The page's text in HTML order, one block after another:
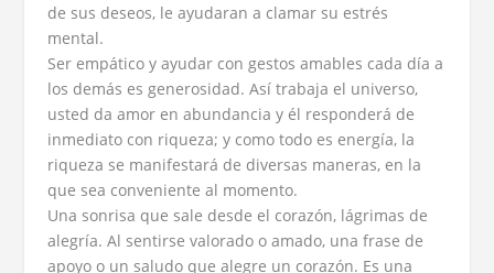
de sus deseos, le ayudaran a clamar su estrés
mental.
Ser empático y ayudar con gestos amables cada día a
los demás es generosidad. Así trabaja el universo,
usted da amor en abundancia y él responderá de
inmediato con riqueza; y como todo es energía, la
riqueza se manifestará de diversas maneras, en la
que sea conveniente al momento.
Una sonrisa que sale desde el corazón, lágrimas de
alegría. Al sentirse valorado o amado, una frase de
apoyo o un saludo que alegre un corazón. Es una